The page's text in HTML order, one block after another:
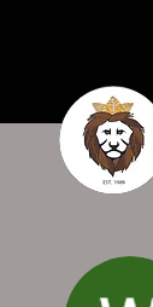
OUR STORY